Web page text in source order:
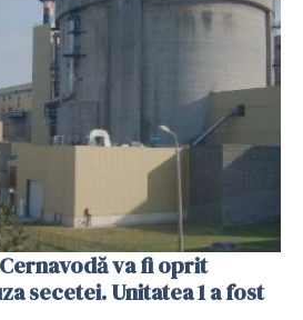
va fi oprit
secetei. Unitatea 1 a fost